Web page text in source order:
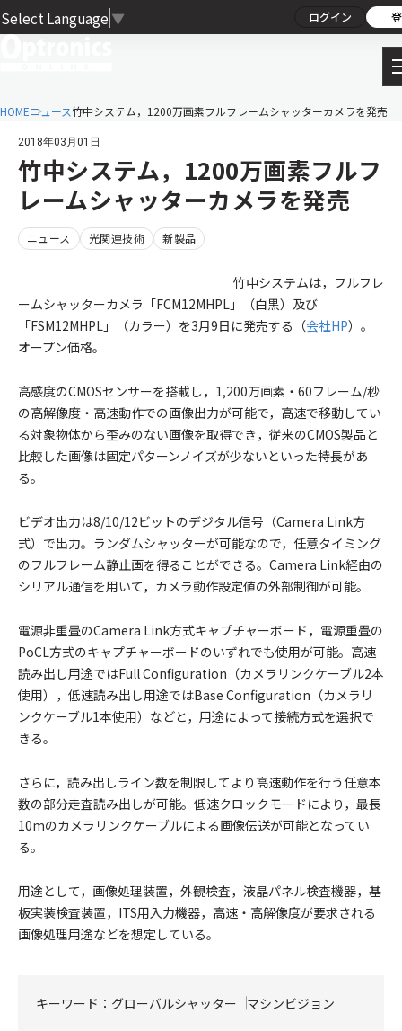
Select Language ▼ ログイン
HOMEニュース竹中システム，1200万画素フルフレームシャッターカメラを発売
2018年03月01日
竹中システム，1200万画素フルフ
レームシャッターカメラを発売
ニュース 光関連技術 新製品
竹中システムは，フルフレ
ームシャッターカメラ「FCM12MHPL」（白黒）及び
「FSM12MHPL」（カラー）を3月9日に発売する（会社HP）。
オープン価格。
高感度のCMOSセンサーを搭載し，1,200万画素・60フレーム/秒
の高解像度・高速動作での画像出力が可能で，高速で移動してい
る対象物体から歪みのない画像を取得でき，従来のCMOS製品と
比較した画像は固定パターンノイズが少ないといった特長があ
る。
ビデオ出力は8/10/12ビットのデジタル信号（Camera Link方
式）で出力。ランダムシャッターが可能なので，任意タイミング
のフルフレーム静止画を得ることができる。Camera Link経由の
シリアル通信を用いて，カメラ動作設定値の外部制御が可能。
電源非重畳のCamera Link方式キャプチャーボード，電源重畳の
PoCL方式のキャプチャーボードのいずれでも使用が可能。高速
読み出し用途ではFull Configuration（カメラリンクケーブル2本
使用），低速読み出し用途ではBase Configuration（カメラリ
ンクケーブル1本使用）などと，用途によって接続方式を選択で
きる。
さらに，読み出しライン数を制限してより高速動作を行う任意本
数の部分走査読み出しが可能。低速クロックモードにより，最長
10mのカメラリンクケーブルによる画像伝送が可能となってい
る。
用途として，画像処理装置，外観検査，液晶パネル検査機器，基
板実装検査装置，ITS用入力機器，高速・高解像度が要求される
画像処理用途などを想定している。
キーワード： グローバルシャッター マシンビジョン